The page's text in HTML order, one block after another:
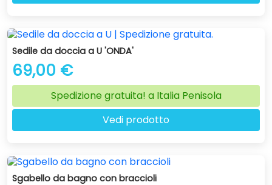
Sedile da doccia a U 'ONDA'
69,00 €
Spedizione gratuita! a Italia Penisola
Vedi prodotto
Sgabello da bagno con braccioli